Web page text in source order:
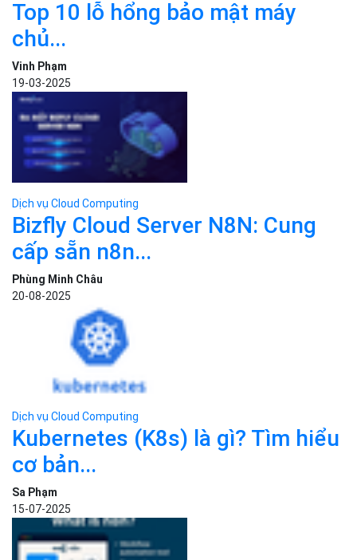
19-03-2025
Bizfly Cloud Server N8N: Cung
cấp sẵn n8n...
Phùng Minh Châu
20-08-2025
Kubernetes (K8s) là gì? Tìm hiểu
cơ bản...
15-07-2025
Dịch vụ Cloud Computing
N8N là gì? Hướng dẫn cài đặt
Sa Phạm
29-07-2025
Dịch vụ Cloud Computing